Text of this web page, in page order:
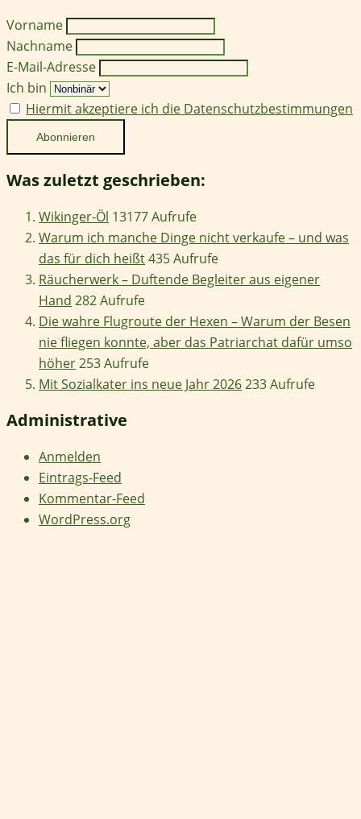
Vorname
Nachname
E-Mail-Adresse
Ich bin
Hiermit akzeptiere ich die Datenschutzbestimmungen
Was zuletzt geschrieben:
Wikinger-Öl 13177 Aufrufe
Warum ich manche Dinge nicht verkaufe – und was
das für dich heißt435 Aufrufe
Räucherwerk – Duftende Begleiter aus eigener
Hand 282 Aufrufe
Die wahre Flugroute der Hexen – Warum der Besen
nie fliegen konnte, aber das Patriarchat dafür umso
höher253 Aufrufe
Mit Sozialkater ins neue Jahr 2026233 Aufrufe
Administrative
Anmelden
Eintrags-Feed
Kommentar-Feed
WordPress.org